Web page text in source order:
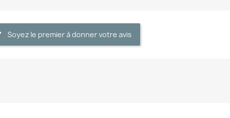
Soyez le premier à donner votre avis